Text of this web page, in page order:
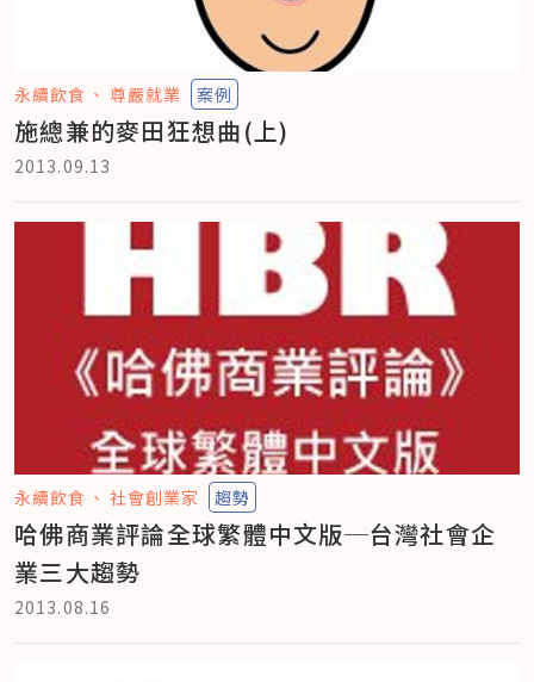
永續飲食 尊嚴就業 案例
施總兼的麥田狂想曲(上)
2013.09.13
永續飲食 社會創業家 趨勢
哈佛商業評論全球繁體中文版─台灣社會企
業三大趨勢
2013.08.16